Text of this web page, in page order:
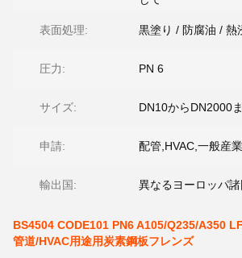
表面処理: 黒塗り / 防腐油 / 熱
圧力: PN 6
サイズ: DN10からDN2000
申請: 配管,HVAC,一般産
輸出国: 異なるヨーロッパ
BS4504 CODE101 PN6 A105/Q235/A350
管道/HVAC用途用炭素鋼板フレンズ